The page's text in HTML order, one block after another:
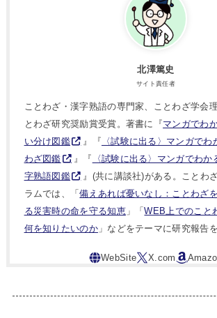
北澤篤史
サイト責任者
ことわざ・漢字熟語の専門家、ことわざ学会
とわざ研究奨励賞受賞。著書に『マンガでわ
い分け図鑑
』『 〈試験に出る〉マンガでわ
わざ図鑑
』『
〈試験に出る〉マンガでわ
字熟語図鑑
』(共に講談社)がある。ことわ
ラムでは、「備えあれば憂いなし：ことわざ
る災害時の命を守る知恵」「WEB上でのこと
何を知りたいのか」などをテーマに研究報告を